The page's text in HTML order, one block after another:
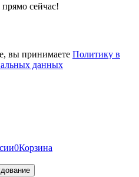
сейчас!
вы принимаете Политику в
данных
0Корзина